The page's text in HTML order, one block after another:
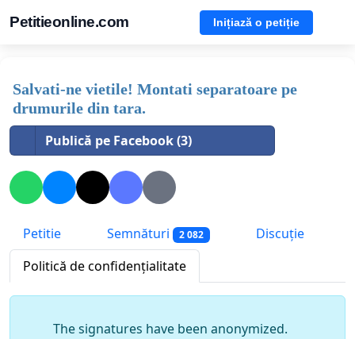
Petitieonline.com Inițiază o petiție
Salvati-ne vietile! Montati separatoare pe
drumurile din tara.
Publică pe Facebook (3)
Petitie Semnături 2 082
Discuție
Politică de confidențialitate
The signatures have been anonymized.